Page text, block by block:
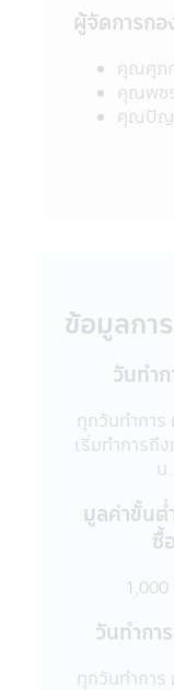
วัดผลการดำ
บริษัทจัดการ
งานในอดีต
ถึงผลการดำ
14. ข้อควา
15. บริษัทจั
ปรับปรุง หรื
จำเป็นต้องแ
บริษัทจัดการ
โดยจะต้องป
ประกาศต่า
กำหนด และ
ให้บริษัทจัด
สามารถกำ
17. บริษัทจั
พนักงานเจ้
ไม่รับผิดชอ
กับข้อมูล แล
ผู้จัดการกอ
คุณศุภ
คุณพช
คุณปัญ
ข้อมูลกา
วันทำ
ทุกวันทำการ
เริ่มทำการถึ
น.
มูลค่าขั้นตํ่
ซื้อ
1,000
วันทำกา
ทุกวันทำการ